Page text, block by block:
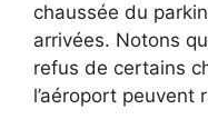
chaussée du
arrivées. Notons
refus de certains
l’aéroport peuvent